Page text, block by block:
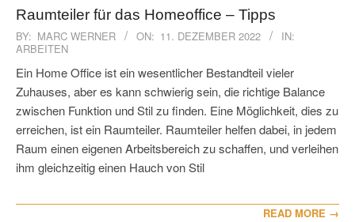
Raumteiler für das Homeoffice – Tipps
2022-
12-
11
BY: MARC WERNER ON: 11. DEZEMBER 2022
IN:
ARBEITEN
Ein Home Office ist ein wesentlicher Bestandteil vieler
Zuhauses, aber es kann schwierig sein, die richtige Balance
zwischen Funktion und Stil zu finden. Eine Möglichkeit, dies zu
erreichen, ist ein Raumteiler. Raumteiler helfen dabei, in jedem
Raum einen eigenen Arbeitsbereich zu schaffen, und verleihen
ihm gleichzeitig einen Hauch von Stil
READ MORE →